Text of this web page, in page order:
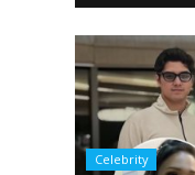
Celebrity